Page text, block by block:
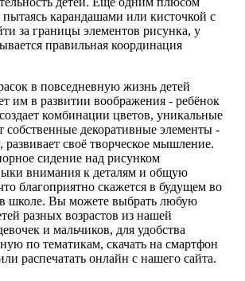
пытаясь карандашами или кисточкой с
за границы элементов рисунка, у
правильная координация
в повседневную жизнь детей
им в развитии воображения - ребёнок
комбинации цветов, уникальные
собственные декоративные элементы -
развивает своё творческое мышление.
сидение над рисунком
внимания к деталям и общую
благоприятно скажется в будущем во
школе. Вы можете выбрать любую
разных возрастов из нашей
и мальчиков, для удобства
по тематикам, скачать на смартфон
распечатать онлайн с нашего сайта.